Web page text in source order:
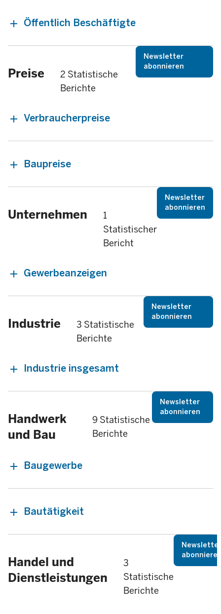
Öffentlich Beschäftigte
Preise
2 Statistische
Berichte
Newsletter
abonnieren
Verbraucherpreise
Baupreise
Unternehmen
1
Statistischer
Bericht
Newsletter
abonnieren
Gewerbeanzeigen
Industrie
3 Statistische
Berichte
Newsletter
abonnieren
Industrie insgesamt
Handwerk
und Bau
9 Statistische
Berichte
Newsletter
abonnieren
Baugewerbe
Bautätigkeit
Handel und
Dienstleistungen
3
Statistische
Berichte
Newsletter